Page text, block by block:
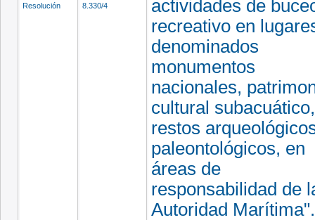
Resolución 8.330/4
actividades de
recreativo en
denominados
monumentos
nacionales,
cultural subacuático,
restos
paleontológicos, en
áreas de
responsabilidad de
Autoridad Marítima".